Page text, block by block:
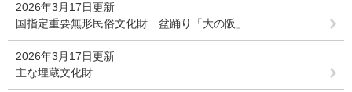
2026年3月17日更新
国指定重要無形民俗文化財 盆踊り「大の阪」
2026年3月17日更新
主な埋蔵文化財